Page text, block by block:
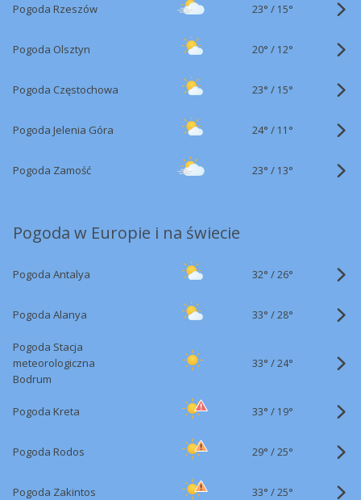
Pogoda Rzeszów 23° / 15°
Pogoda Olsztyn 20° / 12°
Pogoda Częstochowa 23° / 15°
Pogoda Jelenia Góra 24° / 11°
Pogoda Zamość 23° / 13°
Pogoda w Europie i na świecie
Pogoda Antalya 32° /26°
Pogoda Alanya 33° /28°
Pogoda Stacja
meteorologiczna
Bodrum
33° /24°
Pogoda Kreta 33° / 19°
Pogoda Rodos 29° /25°
Pogoda Zakintos 33° /25°